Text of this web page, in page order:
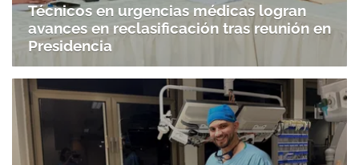
Técnicos en urgencias médicas logran
avances en reclasificación tras reunión en
Presidencia